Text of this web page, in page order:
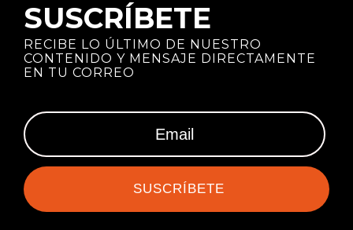
SUSCRÍBETE
RECIBE LO ÚLTIMO DE NUESTRO
CONTENIDO Y MENSAJE DIRECTAMENTE
EN TU CORREO
SUSCRÍBETE